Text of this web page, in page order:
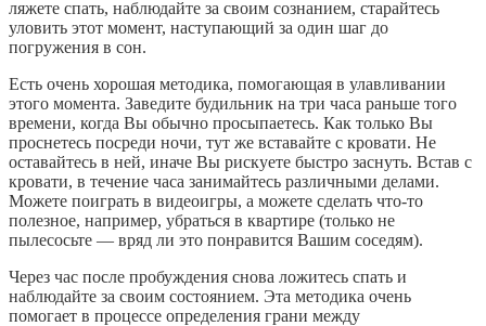
ляжете спать, наблюдайте за своим сознанием, старайтесь
уловить этот момент, наступающий за один шаг до
погружения в сон.
Есть очень хорошая методика, помогающая в улавливании
этого момента. Заведите будильник на три часа раньше того
времени, когда Вы обычно просыпаетесь. Как только Вы
проснетесь посреди ночи, тут же вставайте с кровати. Не
оставайтесь в ней, иначе Вы рискуете быстро заснуть. Встав с
кровати, в течение часа занимайтесь различными делами.
Можете поиграть в видеоигры, а можете сделать что-то
полезное, например, убраться в квартире (только не
пылесосьте — вряд ли это понравится Вашим соседям).
Через час после пробуждения снова ложитесь спать и
наблюдайте за своим состоянием. Эта методика очень
помогает в процессе определения грани между